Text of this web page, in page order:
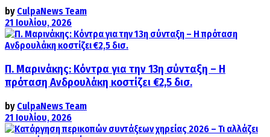
by CulpaNews Team
21 Ιουλίου, 2026
Π. Μαρινάκης: Κόντρα για την 13η σύνταξη – Η
πρόταση Ανδρουλάκη κοστίζει €2,5 δισ.
by CulpaNews Team
21 Ιουλίου, 2026